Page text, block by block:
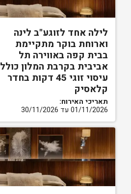
לילה אחד לזוגע"ב לינה
וארוחת בוקר מתקיימת
בבית קפה באווירה תל
אביבית בקרבת המלון כולל
עיסוי זוגי 45 דקות בחדר
קלאסיק
תאריכי האירוח:
01/11/2026 עד 30/11/2026